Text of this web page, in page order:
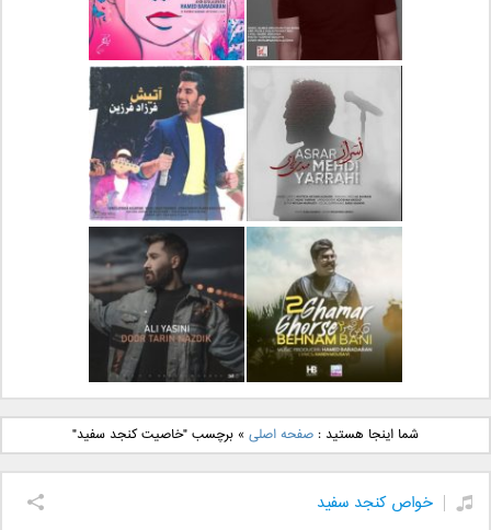
دانلود آهنگ جدید رضا
بهرام بنام نگار
دانلود آهنگ جدید علی
لهراسبی بنام صورت
دانلود آهنگ جدید مهدی
یراحی بنام اسرار
دانلود آهنگ جدید فرزاد
فرزین بنام آتیش
دانلود آهنگ جدید بهنام
بانی بنام قرص قمر 2
دانلود آهنگ جدید علی
یاسینی بنام دورترین نزدیک
شما اینجا هستید :صفحه اصلی »برچسب "خاصیت کنجد سفید"
خواص کنجد سفید